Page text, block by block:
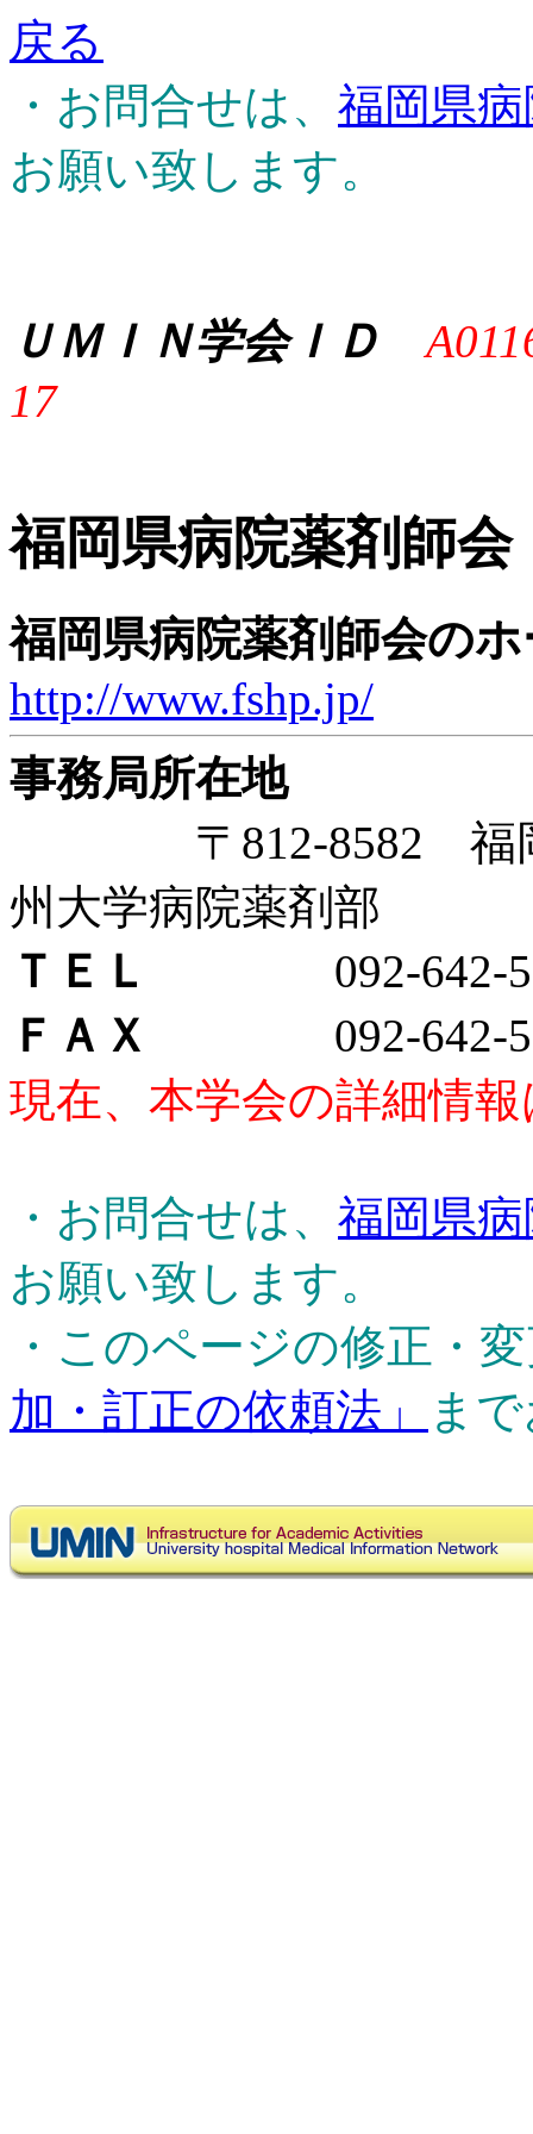
戻る
・お問合せは、 福岡県
お願い致します。
ＵＭＩＮ学会ＩＤ
17
福岡県病院薬剤師会
福岡県病院薬剤師会の
http://www.fshp.jp/
事務局所在地
〒812-8582 福岡
州大学病院薬剤部
ＴＥＬ
092-642-
ＦＡＸ
092-642-
現在、本学会の詳細情
・お問合せは、 福岡県
お願い致します。
・このページの修正・
加・訂正の依頼法」
ま